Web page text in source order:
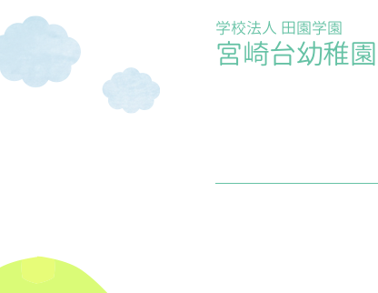
学校法人 田園学園
宮崎台幼稚園